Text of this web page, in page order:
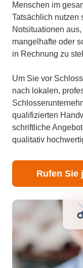
Menschen im
Tatsächlich nutzen
Notsituationen
mangelhafte oder
in Rechnung zu
Um Sie vor
nach lokalen,
qualifizierten
schriftliche
qualitativ
Rufen Sie